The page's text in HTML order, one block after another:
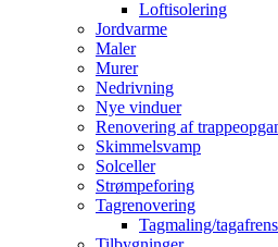
Loftisolering
Jordvarme
Maler
Murer
Nedrivning
Nye vinduer
Renovering af
Skimmelsvamp
Solceller
Strømpeforing
Tagrenovering
Tagmaling/